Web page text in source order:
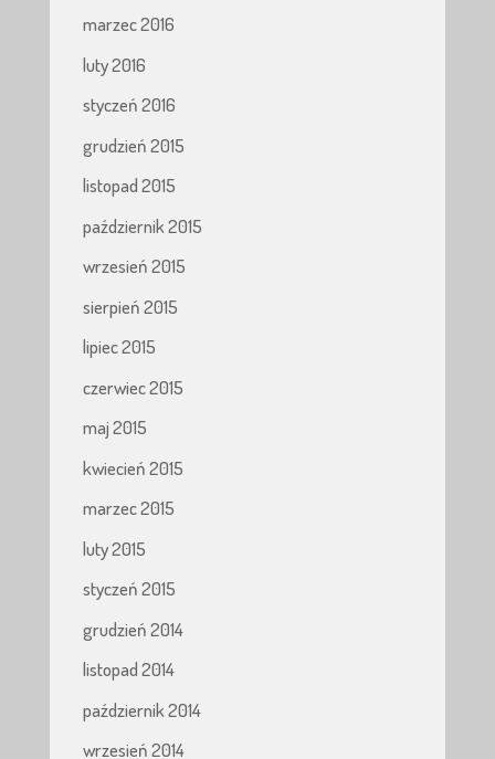
marzec 2016
luty 2016
styczeń 2016
grudzień 2015
listopad 2015
październik 2015
wrzesień 2015
sierpień 2015
lipiec 2015
czerwiec 2015
maj 2015
kwiecień 2015
marzec 2015
luty 2015
styczeń 2015
grudzień 2014
listopad 2014
październik 2014
wrzesień 2014